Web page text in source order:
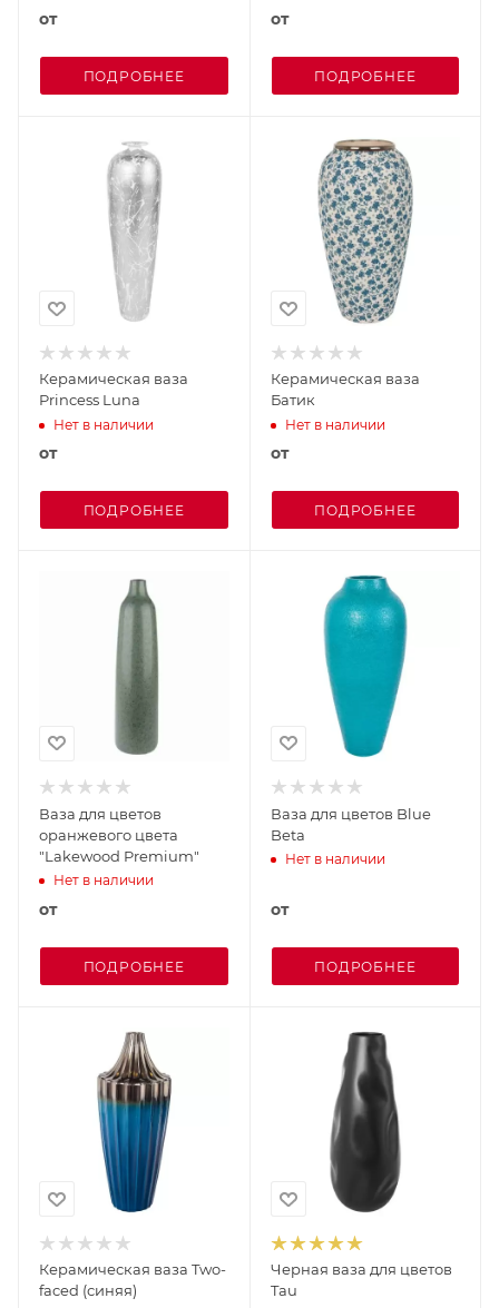
от
ПОДРОБНЕЕ
от
ПОДРОБНЕЕ
Керамическая ваза
Princess Luna
Нет в наличии
от
ПОДРОБНЕЕ
Керамическая ваза
Батик
Нет в наличии
от
ПОДРОБНЕЕ
Ваза для цветов
оранжевого цвета
"Lakewood Premium"
Нет в наличии
от
ПОДРОБНЕЕ
Ваза для цветов Blue
Beta
Нет в наличии
от
ПОДРОБНЕЕ
Керамическая ваза Two-
faced (синяя)
Черная ваза для цветов
Tau